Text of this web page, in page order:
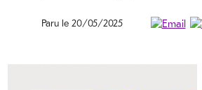
Paru le 20/05/2025